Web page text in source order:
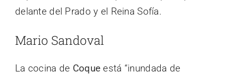
delante del Prado y el Reina Sofía.
Mario Sandoval
La cocina de Coque está “inundada de